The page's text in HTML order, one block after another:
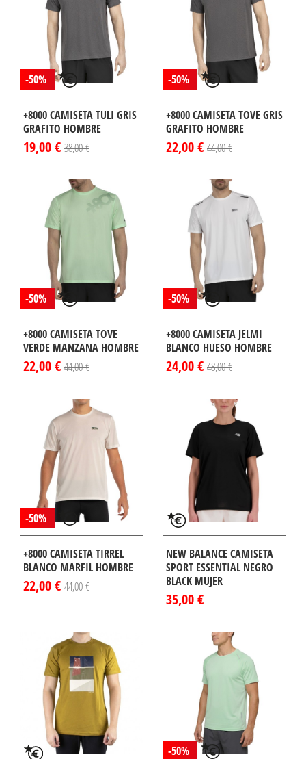
-50%
+8000 CAMISETA TULI GRIS
GRAFITO HOMBRE
19,00 € 38,00 €
-50%
+8000 CAMISETA TOVE GRIS
GRAFITO HOMBRE
22,00 € 44,00 €
-50%
+8000 CAMISETA TOVE
VERDE MANZANA HOMBRE
22,00 € 44,00 €
-50%
+8000 CAMISETA JELMI
BLANCO HUESO HOMBRE
24,00 € 48,00 €
-50%
+8000 CAMISETA TIRREL
BLANCO MARFIL HOMBRE
22,00 € 44,00 €
NEW BALANCE CAMISETA
SPORT ESSENTIAL NEGRO
BLACK MUJER
35,00 €
-50%